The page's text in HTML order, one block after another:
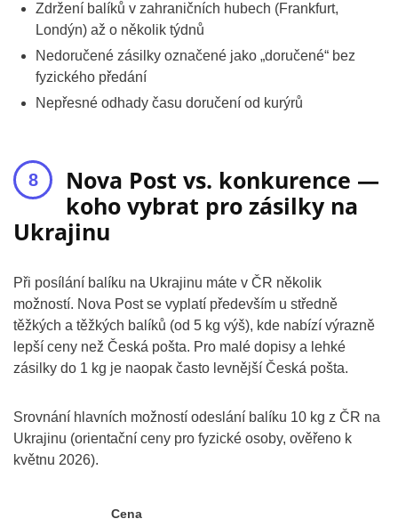
Zdržení balíků v zahraničních hubech (Frankfurt,
Londýn) až o několik týdnů
Nedoručené zásilky označené jako „doručené“ bez
fyzického předání
Nepřesné odhady času doručení od kurýrů
Nova Post vs. konkurence —
koho vybrat pro zásilky na
Ukrajinu
Při posílání balíku na Ukrajinu máte v ČR několik
možností. Nova Post se vyplatí především u středně
těžkých a těžkých balíků (od 5 kg výš), kde nabízí výrazně
lepší ceny než Česká pošta. Pro malé dopisy a lehké
zásilky do 1 kg je naopak často levnější Česká pošta.
Srovnání hlavních možností odeslání balíku 10 kg z ČR na
Ukrajinu (orientační ceny pro fyzické osoby, ověřeno k
květnu 2026).
Cena